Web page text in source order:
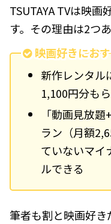
TSUTAYA TVは映
す。その理由は2つあ
映画好きにお
新作レンタル
1,100円分も
「動画見放
ラン（月額
ていないマイ
ルできる
筆者も割と映画好